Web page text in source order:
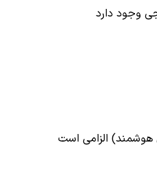
وجود دارد
هوشمند) الزامی است